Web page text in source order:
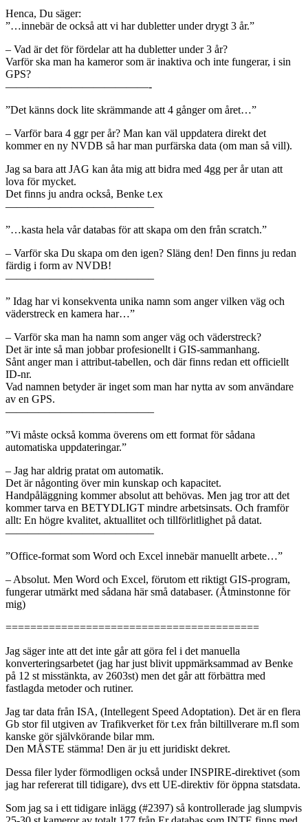
Henca, Du säger:
”…innebär de också att vi har dubletter under drygt 3 år.”
– Vad är det för fördelar att ha dubletter under 3 år?
Varför ska man ha kameror som är inaktiva och inte fungerar, i sin
GPS?
—————————————-
”Det känns dock lite skrämmande att 4 gånger om året…”
– Varför bara 4 ggr per år? Man kan väl uppdatera direkt det
kommer en ny NVDB så har man purfärska data (om man så vill).
Jag sa bara att JAG kan åta mig att bidra med 4gg per år utan att
lova för mycket.
Det finns ju andra också, Benke t.ex
—————————————–
”…kasta hela vår databas för att skapa om den från scratch.”
– Varför ska Du skapa om den igen? Släng den! Den finns ju redan
färdig i form av NVDB!
—————————————–
” Idag har vi konsekventa unika namn som anger vilken väg och
väderstreck en kamera har…”
– Varför ska man ha namn som anger väg och väderstreck?
Det är inte så man jobbar profesionellt i GIS-sammanhang.
Sånt anger man i attribut-tabellen, och där finns redan ett officiellt
ID-nr.
Vad namnen betyder är inget som man har nytta av som användare
av en GPS.
—————————————–
”Vi måste också komma överens om ett format för sådana
automatiska uppdateringar.”
– Jag har aldrig pratat om automatik.
Det är någonting över min kunskap och kapacitet.
Handpåläggning kommer absolut att behövas. Men jag tror att det
kommer tarva en BETYDLIGT mindre arbetsinsats. Och framför
allt: En högre kvalitet, aktuallitet och tillförlitlighet på datat.
—————————————–
”Office-format som Word och Excel innebär manuellt arbete…”
– Absolut. Men Word och Excel, förutom ett riktigt GIS-program,
fungerar utmärkt med sådana här små databaser. (Åtminstonne för
mig)
=========================================
Jag säger inte att det inte går att göra fel i det manuella
konverteringsarbetet (jag har just blivit uppmärksammad av Benke
på 12 st misstänkta, av 2603st) men det går att förbättra med
fastlagda metoder och rutiner.
Jag tar data från ISA, (Intellegent Speed Adoptation). Det är en flera
Gb stor fil utgiven av Trafikverket för t.ex från biltillverare m.fl som
kanske gör självkörande bilar mm.
Den MÅSTE stämma! Den är ju ett juridiskt dekret.
Dessa filer lyder förmodligen också under INSPIRE-direktivet (som
jag har refererat till tidigare), dvs ett UE-direktiv för öppna statsdata.
Som jag sa i ett tidigare inlägg (#2397) så kontrollerade jag slumpvis